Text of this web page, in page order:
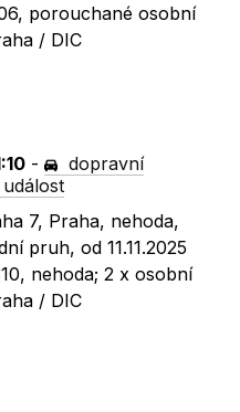
porouchané osobní
/ DIC
-
dopravní
7, Praha, nehoda,
pruh, od 11.11.2025
nehoda; 2 x osobní
/ DIC